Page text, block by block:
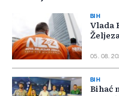
BIH
Vlada
05. 08.
BIH
Bihać